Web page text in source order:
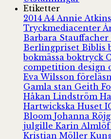
Etiketter
2014 A4 Annie Atkins
Tryckmediacenter
Barbara Stauffacher
Berlingpriset Biblis
bokmässaboktryck
competition design
Eva Wilsson
Gamla stan Geith
Håkan Lindström
Hartwickska Huset
Bloom Johanna
julgille Karin Almlöf
Kristian Möller